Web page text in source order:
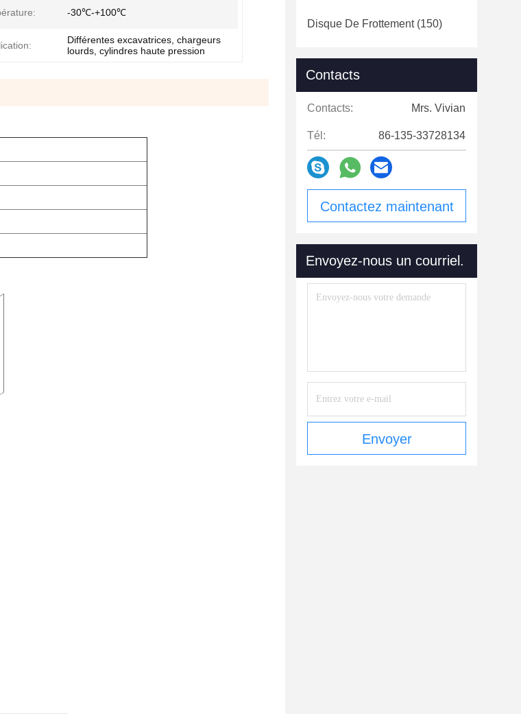
-30℃-+100℃
Différentes excavatrices, chargeurs
lourds, cylindres haute pression
Disque De Frottement(150)
Contacts
Contacts: Mrs. Vivian
Tél: 86-135-33728134
Contactez maintenant
Envoyez-nous un courriel.
Envoyer